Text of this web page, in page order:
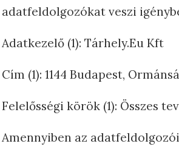
adatfeldolgozókat veszi
Adatkezelő (1): Tárhely.Eu Kft
Cím (1): 1144 Budapest,
Felelősségi körök (1): Összes
Amennyiben az